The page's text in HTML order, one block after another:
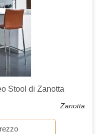
Stool di Zanotta
Zanotta